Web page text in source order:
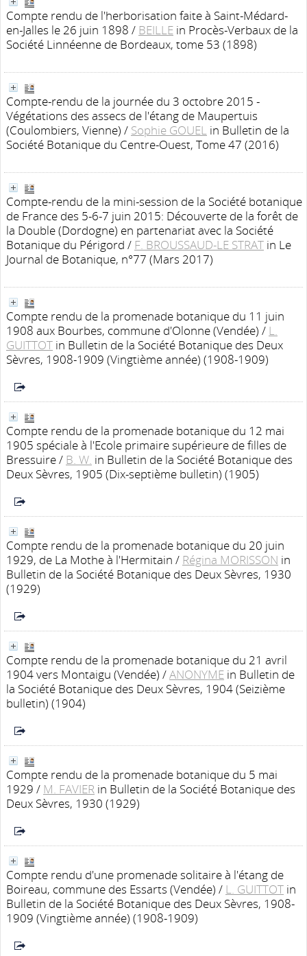
Compte rendu de l'herborisation faite à Saint-Médard-
en-Jalles le 26 juin 1898 / BEILLE in Procès-Verbaux de la
Société Linnéenne de Bordeaux, tome 53 (1898)
Compte-rendu de la journée du 3 octobre 2015 -
Végétations des assecs de l'étang de Maupertuis
(Coulombiers, Vienne) / Sophie GOUEL in Bulletin de la
Société Botanique du Centre-Ouest, Tome 47 (2016)
Compte-rendu de la mini-session de la Société botanique
de France des 5-6-7 juin 2015: Découverte de la forêt de
la Double (Dordogne) en partenariat avec la Société
Botanique du Périgord / F. BROUSSAUD-LE STRAT in Le
Journal de Botanique, n°77 (Mars 2017)
Compte rendu de la promenade botanique du 11 juin
1908 aux Bourbes, commune d'Olonne (Vendée) / L.
GUITTOT in Bulletin de la Société Botanique des Deux
Sèvres, 1908-1909 (Vingtième année) (1908-1909)
Compte rendu de la promenade botanique du 12 mai
1905 spéciale à l'Ecole primaire supérieure de filles de
Bressuire/ B. W. in Bulletin de la Société Botanique des
Deux Sèvres, 1905 (Dix-septième bulletin) (1905)
Compte rendu de la promenade botanique du 20 juin
1929, de La Mothe à l'Hermitain / Régina MORISSON in
Bulletin de la Société Botanique des Deux Sèvres, 1930
(1929)
Compte rendu de la promenade botanique du 21 avril
1904 vers Montaigu (Vendée) /ANONYME in Bulletin de
la Société Botanique des Deux Sèvres, 1904 (Seizième
bulletin) (1904)
Compte rendu de la promenade botanique du 5 mai
1929 / M. FAVIER in Bulletin de la Société Botanique des
Deux Sèvres, 1930 (1929)
Compte rendu d'une promenade solitaire à l'étang de
Boireau, commune des Essarts (Vendée) / L. GUITTOT in
Bulletin de la Société Botanique des Deux Sèvres, 1908-
1909 (Vingtième année) (1908-1909)